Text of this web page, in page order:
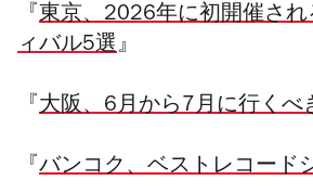
『 東京、2026年に初開催さ
ィバル5選』
『 大阪、6月から7月に行くべ
『 バンコク、ベストレコード